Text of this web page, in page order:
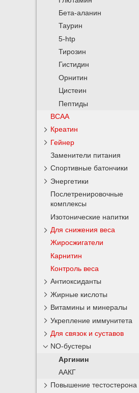
Бета-аланин
Таурин
5-htp
Тирозин
Гистидин
Орнитин
Цистеин
Пептиды
BCAA
Креатин
Гейнер
Заменители питания
Спортивные батончики
Энергетики
Послетренировочные
комплексы
Изотонические напитки
Для снижения веса
Жиросжигатели
Карнитин
Контроль веса
Антиоксиданты
Жирные кислоты
Витамины и минералы
Укрепление иммунитета
Для связок и суставов
NO-бустеры
Аргинин
ААКГ
Повышение тестостерона